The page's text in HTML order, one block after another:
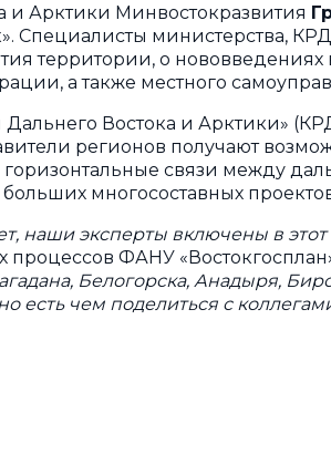
и Арктики Минвостокразвития
Специалисты министерства,
территории, о нововведениях
а также местного
Востока и Арктики»
регионов получают
связи между
многосоставных
наши эксперты включены в
процессов ФАНУ
Белогорска, Анадыря,
есть чем поделиться с